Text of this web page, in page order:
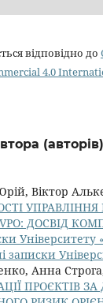
відповідно до
4.0
Віктор
ДОСВІД
записки
Анна
ПРОЄКТІВ